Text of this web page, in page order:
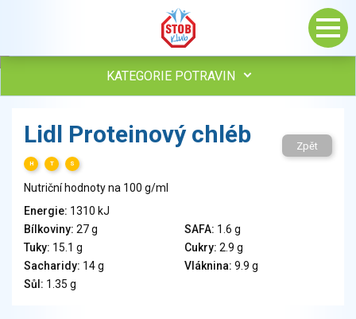
KATEGORIE POTRAVIN
Vejce
Mléko
Veganské a vegetariánské výrobky
Tuky
Obiloviny, mouka, cereální výrobky
Chléb, pečivo, křehké chleby, pufované výrobky
Lidl Proteinový chléb
H T S
Zpět
Nutriční hodnoty na 100 g/ml
Energie: 1310 kJ
Bílkoviny: 27 g SAFA: 1.6 g
Tuky: 15.1 g Cukry: 2.9 g
Sacharidy: 14 g Vláknina: 9.9 g
Sůl: 1.35 g